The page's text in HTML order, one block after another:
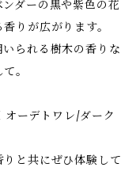
ダーの黒や紫色の花
りが広がります。
られる樹木の香りな
。
ーデトワレ/ダーク
と共にぜひ体験して